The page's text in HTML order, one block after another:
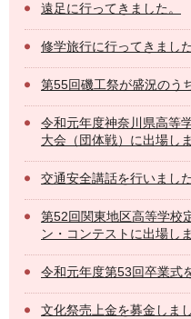
遠足に行ってきました。
修学旅行に行ってきました
第55回磯工祭が盛況のう
令和元年度神奈川県高等
大会（団体戦）に出場し
交通安全講話を行いました
第52回関東地区高等学校
ン・コンテストに出場し
令和元年度第53回卒業式
文化祭売上金を募金しまし